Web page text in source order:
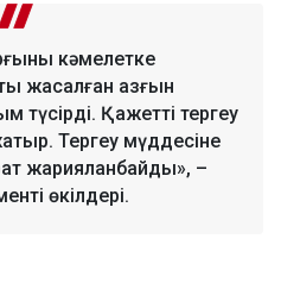
кәмелетке
жасалған азғын
түсірді. Қажетті тергеу
Тергеу мүддесіне
жарияланбайды», –
өкілдері.